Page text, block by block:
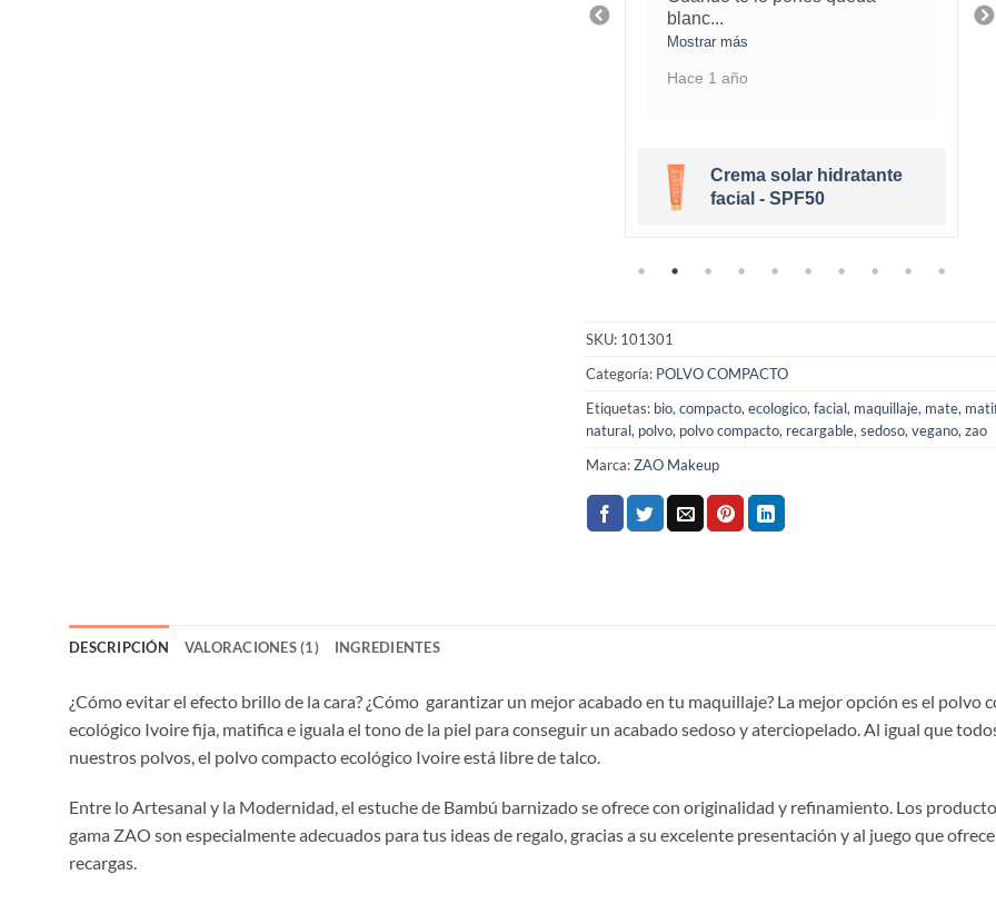
blanc...
Mostrar más
Hace 1 año
Crema solar hidratante
facial - SPF50
SKU: 101301
Categoría: POLVO COMPACTO
Etiquetas: bio, compacto, ecologico, facial, maquillaje, mate,
natural, polvo, polvo compacto, recargable, sedoso, vegano, zao
Marca:ZAO Makeup
DESCRIPCIÓN VALORACIONES (1) INGREDIENTES
¿Cómo evitar el efecto brillo de la cara? ¿Cómo garantizar un mejor acabado en tu maquillaje? La mejor opción es el polvo
ecológico Ivoire fija, matifica e iguala el tono de la piel para conseguir un acabado sedoso y aterciopelado. Al igual que
nuestros polvos, el polvo compacto ecológico Ivoire está libre de talco.
Entre lo Artesanal y la Modernidad, el estuche de Bambú barnizado se ofrece con originalidad y refinamiento. Los
gama ZAO son especialmente adecuados para tus ideas de regalo, gracias a su excelente presentación y al juego que
recargas.